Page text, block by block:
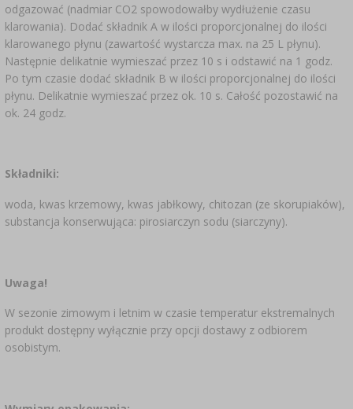
odgazować (nadmiar CO2 spowodowałby wydłużenie czasu
klarowania). Dodać składnik A w ilości proporcjonalnej do ilości
klarowanego płynu (zawartość wystarcza max. na 25 L płynu).
Następnie delikatnie wymieszać przez 10 s i odstawić na 1 godz.
Po tym czasie dodać składnik B w ilości proporcjonalnej do ilości
płynu. Delikatnie wymieszać przez ok. 10 s. Całość pozostawić na
ok. 24 godz.
Składniki:
woda, kwas krzemowy, kwas jabłkowy, chitozan (ze skorupiaków),
substancja konserwująca: pirosiarczyn sodu (siarczyny).
Uwaga!
W sezonie zimowym i letnim w czasie temperatur ekstremalnych
produkt dostępny wyłącznie przy opcji dostawy z odbiorem
osobistym.